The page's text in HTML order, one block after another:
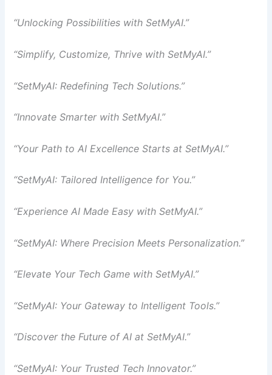
“Unlocking Possibilities with SetMyAI.”
“Simplify, Customize, Thrive with SetMyAI.”
“SetMyAI: Redefining Tech Solutions.”
“Innovate Smarter with SetMyAI.”
“Your Path to AI Excellence Starts at SetMyAI.”
“SetMyAI: Tailored Intelligence for You.”
“Experience AI Made Easy with SetMyAI.”
“SetMyAI: Where Precision Meets Personalization.”
“Elevate Your Tech Game with SetMyAI.”
“SetMyAI: Your Gateway to Intelligent Tools.”
“Discover the Future of AI at SetMyAI.”
“SetMyAI: Your Trusted Tech Innovator.”